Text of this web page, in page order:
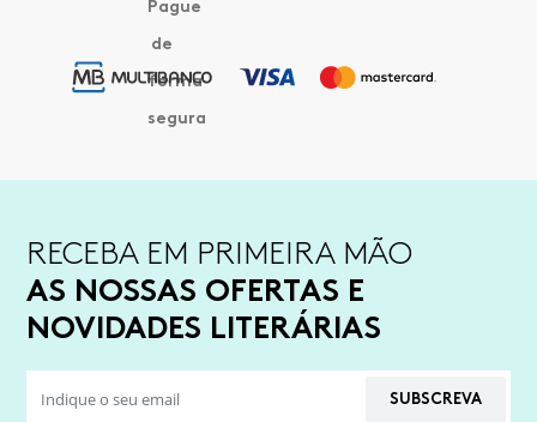
RECEBA EM PRIMEIRA MÃO
AS NOSSAS OFERTAS E
NOVIDADES LITERÁRIAS
SUBSCREVA